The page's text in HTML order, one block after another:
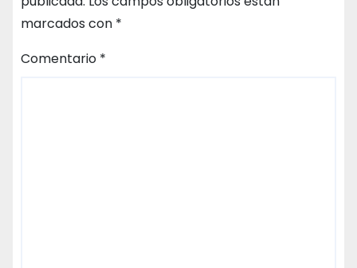
marcados con *
Comentario *